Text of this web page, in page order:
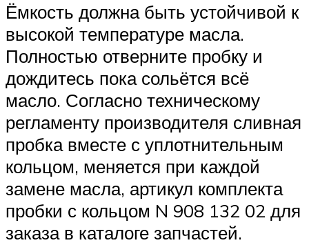
Ёмкость должна быть устойчивой к
высокой температуре масла.
Полностью отверните пробку и
дождитесь пока сольётся всё
масло. Согласно техническому
регламенту производителя сливная
пробка вместе с уплотнительным
кольцом, меняется при каждой
замене масла, артикул комплекта
пробки с кольцом N ‎908 132 02 для
заказа в каталоге запчастей.